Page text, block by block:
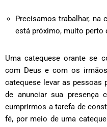
Precisamos trabalhar, na
está próximo, muito perto
Uma catequese orante se
com Deus e com os
catequese levar as pessoas
de anunciar sua presença
cumprirmos a tarefa de
fé, por meio de uma